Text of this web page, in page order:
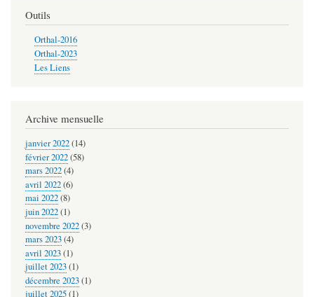
2020-
04-
UN
KE
AND
Outils
Orthal-2016
Orthal-2023
Les Liens
Archive mensuelle
janvier 2022(14)
février 2022(58)
mars 2022(4)
avril 2022(6)
mai 2022(8)
juin 2022(1)
novembre 2022(3)
mars 2023(4)
avril 2023(1)
juillet 2023(1)
décembre 2023(1)
juillet 2025(1)